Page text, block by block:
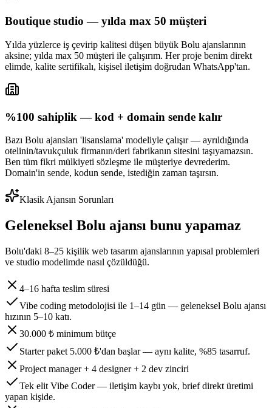
Boutique studio — yılda max 50 müşteri
Yılda yüzlerce iş çevirip kalitesi düşen büyük Bolu ajanslarının
aksine; yılda max 50 müşteri ile çalışırım. Her proje benim direkt
elimde, kalite sertifikalı, kişisel iletişim doğrudan WhatsApp'tan.
%100 sahiplik — kod + domain sende kalır
Bazı Bolu ajansları 'lisanslama' modeliyle çalışır — ayrıldığında
otelinin/tavukçuluk firmanın/deri fabrikanın sitesini taşıyamazsın.
Ben tüm fikri mülkiyeti sözleşme ile müşteriye devrederim.
Domain'in sende, kodun sende, istediğin zaman taşırsın.
Klasik Ajansın Sorunları
Geleneksel Bolu ajansı bunu yapamaz
Bolu'daki 8–25 kişilik web tasarım ajanslarının yapısal problemleri
ve studio modelimde nasıl çözüldüğü.
4–16 hafta teslim süresi
Vibe coding metodolojisi ile 1–14 gün — geleneksel Bolu ajansı
hızının 5–10 katı.
30.000 ₺ minimum bütçe
Starter paket 5.000 ₺'dan başlar — aynı kalite, %85 tasarruf.
Project manager + 4 designer + 2 dev zinciri
Tek elit Vibe Coder — iletişim kaybı yok, brief direkt üretimi
yapan kişide.